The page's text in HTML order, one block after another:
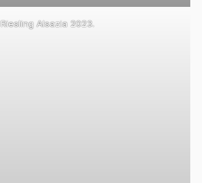
Riesling Alsazia 2023.